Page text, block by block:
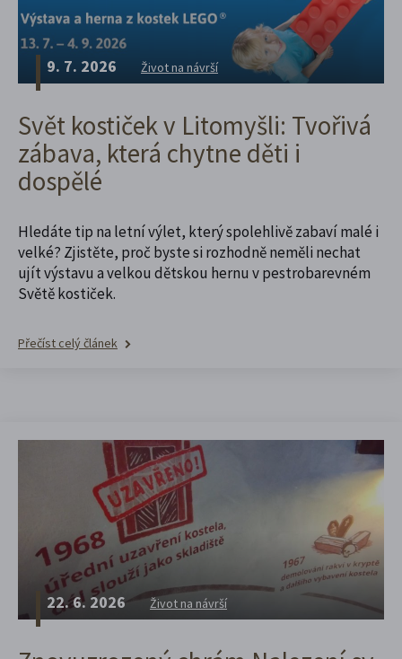
9. 7. 2026 Život na návrší
Svět kostiček v Litomyšli: Tvořivá
zábava, která chytne děti i
dospělé
Hledáte tip na letní výlet, který spolehlivě zabaví malé i
velké? Zjistěte, proč byste si rozhodně neměli nechat
ujít výstavu a velkou dětskou hernu v pestrobarevném
Světě kostiček.
Přečíst celý článek
22. 6. 2026 Život na návrší